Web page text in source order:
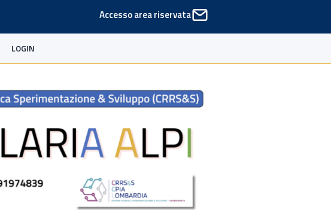
Accesso area riservata
LOGIN